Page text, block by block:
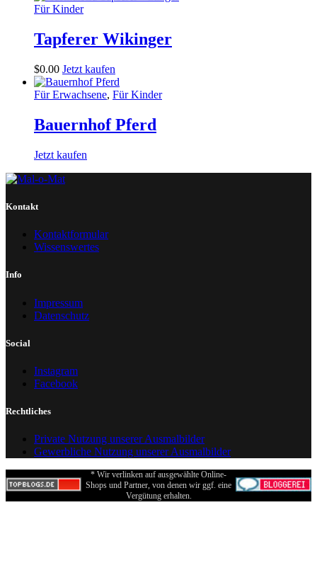
Für Kinder
Tapferer Wikinger
$0.00 Jetzt kaufen
Für Erwachsene, Für Kinder
Bauernhof Pferd
Jetzt kaufen
Kontakt
Kontaktformular
Wissenswertes
Info
Impressum
Datenschutz
Social
Instagram
Facebook
Rechtliches
Private Nutzung unserer Ausmalbilder
Gewerbliche Nutzung unserer Ausmalbilder
* Wir verlinken auf ausgewählte Online-
Shops und Partner, von denen wir ggf. eine
Vergütung erhalten.